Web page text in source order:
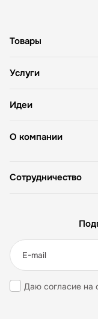
О компании
Товары
Услуги
Идеи
Сотрудничество
Даю согласие на